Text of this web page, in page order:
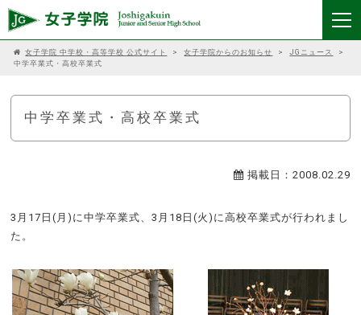
女子学院 中学校・高等学校 公式サイト > 女子学院からのお知らせ > JGニュース
>
中学卒業式・高校卒業式
中学卒業式・高校卒業式
掲載日：2008.02.29
3月17日(月)に中学卒業式、3月18日(火)に高校卒業式が行われまし
た。